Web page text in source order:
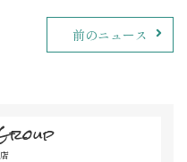
前のニュース